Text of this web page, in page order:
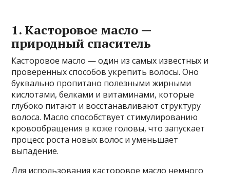
1. Касторовое масло —
природный спаситель
Касторовое масло — один из самых известных и
проверенных способов укрепить волосы. Оно
буквально пропитано полезными жирными
кислотами, белками и витаминами, которые
глубоко питают и восстанавливают структуру
волоса. Масло способствует стимулированию
кровообращения в коже головы, что запускает
процесс роста новых волос и уменьшает
выпадение.
Для использования касторовое масло немного